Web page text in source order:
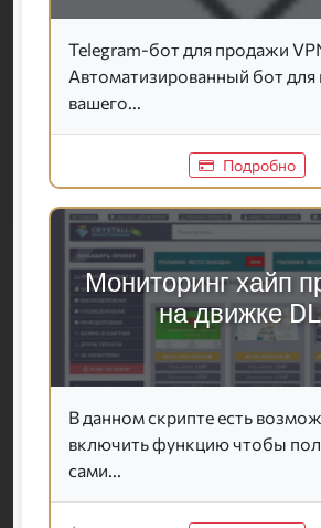
Telegram-бот для продажи
Автоматизированный бот
вашего...
Подробно
Мониторинг хайп
на движке
В данном скрипте есть
включить функцию чтобы
сами...